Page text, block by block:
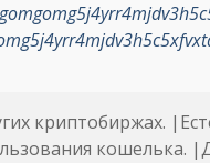
криптобиржах.
кошелька.